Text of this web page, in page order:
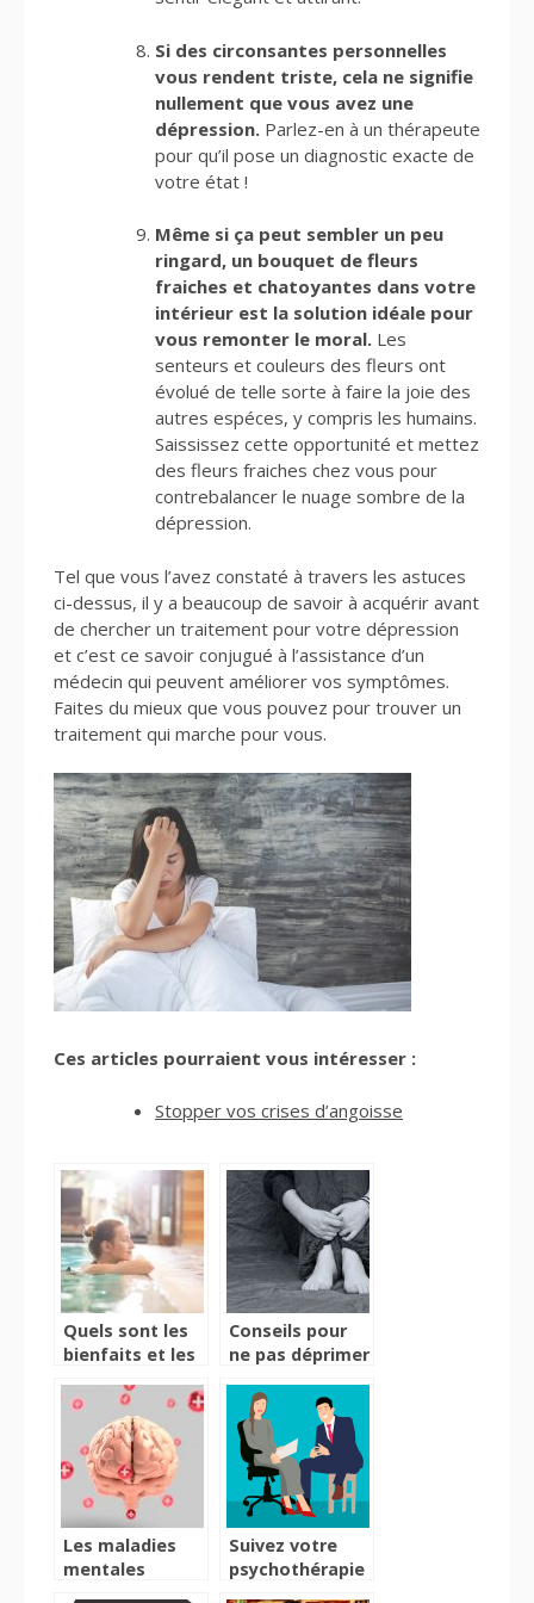
Si des circonsantes personnelles
vous rendent triste, cela ne signifie
nullement que vous avez une
dépression. Parlez-en à un thérapeute
pour qu’il pose un diagnostic exacte de
votre état !
Même si ça peut sembler un peu
ringard, un bouquet de fleurs
fraiches et chatoyantes dans votre
intérieur est la solution idéale pour
vous remonter le moral. Les
senteurs et couleurs des fleurs ont
évolué de telle sorte à faire la joie des
autres espéces, y compris les humains.
Saississez cette opportunité et mettez
des fleurs fraiches chez vous pour
contrebalancer le nuage sombre de la
dépression.
Tel que vous l’avez constaté à travers les astuces
ci-dessus, il y a beaucoup de savoir à acquérir avant
de chercher un traitement pour votre dépression
et c’est ce savoir conjugué à l’assistance d’un
médecin qui peuvent améliorer vos symptômes.
Faites du mieux que vous pouvez pour trouver un
traitement qui marche pour vous.
Ces articles pourraient vous intéresser :
Stopper vos crises d’angoisse
Quels sont les
bienfaits et les
cures thermales
Conseils pour
ne pas déprimer
Les maladies
mentales
Suivez votre
psychothérapie